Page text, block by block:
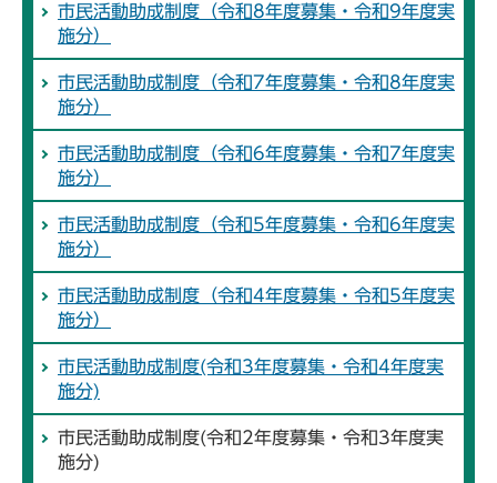
市民活動助成制度（令和8年度募集・令和9年度実
施分）
市民活動助成制度（令和7年度募集・令和8年度実
施分）
市民活動助成制度（令和6年度募集・令和7年度実
施分）
市民活動助成制度（令和5年度募集・令和6年度実
施分）
市民活動助成制度（令和4年度募集・令和5年度実
施分）
市民活動助成制度(令和3年度募集・令和4年度実
施分)
市民活動助成制度(令和2年度募集・令和3年度実
施分)